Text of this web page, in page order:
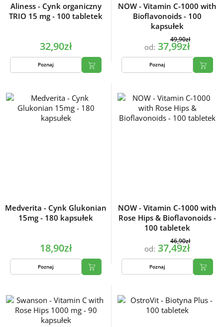
Aliness - Cynk organiczny
TRIO 15 mg - 100 tabletek
32,90zł
Poznaj
NOW - Vitamin C-1000 with
Bioflavonoids - 100
kapsułek
od:
49,90zł
37,99zł
Poznaj
Medverita - Cynk Glukonian
15mg - 180 kapsułek
18,90zł
Poznaj
NOW - Vitamin C-1000 with
Rose Hips & Bioflavonoids -
100 tabletek
od:
46,90zł
37,49zł
Poznaj